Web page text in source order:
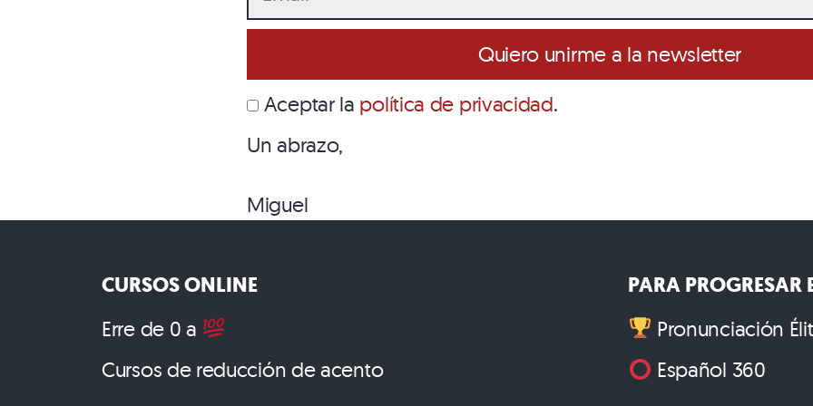
Aceptar la política de privacidad.
Un abrazo,
Miguel
CURSOS ONLINE
Erre de 0 a
Cursos de reducción de acento
PARA PROGRESAR
Pronunciación
Español 360